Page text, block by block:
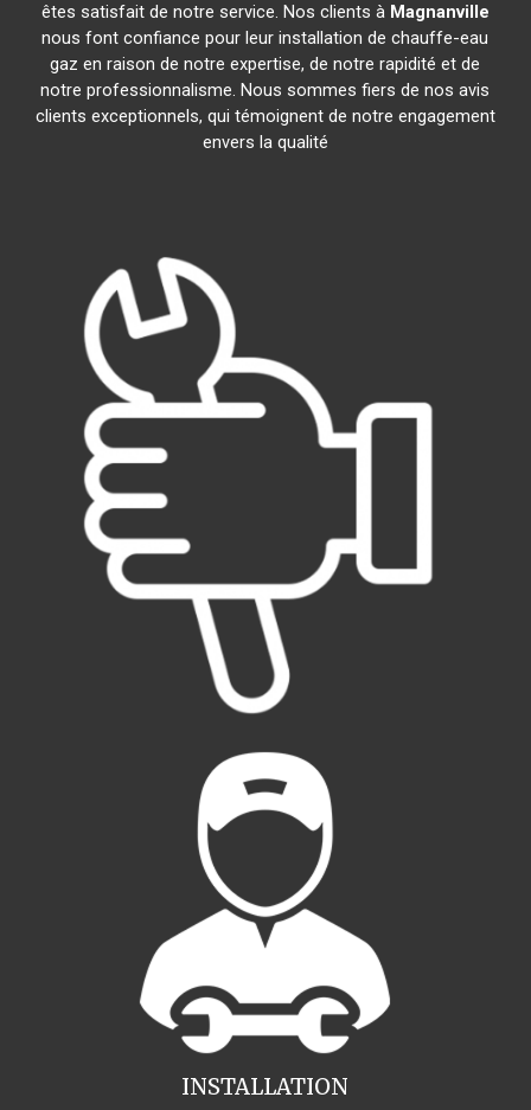
êtes satisfait de notre service. Nos clients à Magnanville
nous font confiance pour leur installation de chauffe-eau
gaz en raison de notre expertise, de notre rapidité et de
notre professionnalisme. Nous sommes fiers de nos avis
clients exceptionnels, qui témoignent de notre engagement
envers la qualité
INSTALLATION